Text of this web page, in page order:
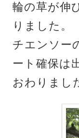
輪の草が伸
りました。
チエンソー
ート確保は
おわりまし